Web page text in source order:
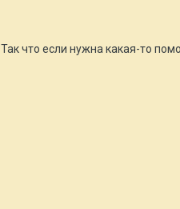
что если нужна какая-то